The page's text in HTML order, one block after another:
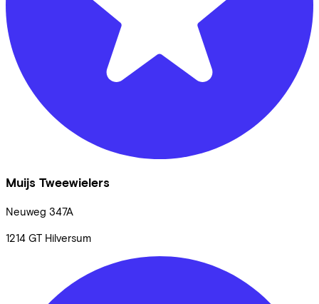
Muijs Tweewielers
Neuweg 347A
1214 GT Hilversum